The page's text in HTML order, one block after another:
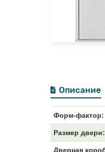
Описание
Форм-фактор:
Размер двери:
Дверная